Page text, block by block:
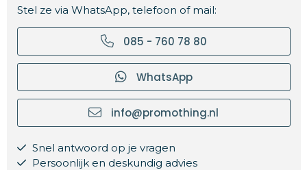
Stel ze via WhatsApp, telefoon of mail:
085 - 760 78 80
WhatsApp
info@promothing.nl
Snel antwoord op je vragen
Persoonlijk en deskundig advies